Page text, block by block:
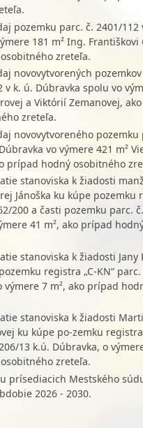
pozemku parc. č. 2401/112
181 m² Ing. Františkovi
zreteľa.
novovytvorených
v k. ú. Dúbravka spolu vo
a Viktórií Zemanovej,
zreteľa.
novovytvoreného pozemku
vo výmere 421 m²
prípad hodný osobitného
stanoviska k žiadosti
Jánoška ku kúpe pozemku
200 a časti pozemku parc.
41 m², ako prípad
stanoviska k žiadosti Jany
registra „C-KN“
výmere 7 m², ako prípad
stanoviska k žiadosti
ku kúpe po-zemku registra
13 k.ú. Dúbravka, o
zreteľa.
prísediacich Mestského
2026 - 2030.